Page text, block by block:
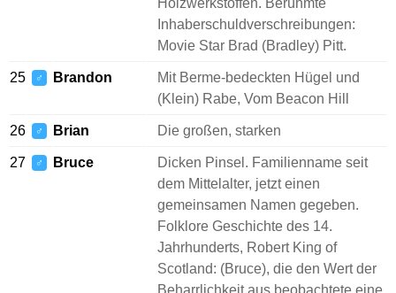
Holzwerkstoffen. Berühmte
Inhaberschuldverschreibungen:
Movie Star Brad (Bradley) Pitt.
25 ♂ Brandon
Mit Berme-bedeckten Hügel und
(Klein) Rabe, Vom Beacon Hill
26 ♂ Brian Die großen, starken
27 ♂ Bruce
Dicken Pinsel. Familienname seit
dem Mittelalter, jetzt einen
gemeinsamen Namen gegeben.
Folklore Geschichte des 14.
Jahrhunderts, Robert King of
Scotland: (Bruce), die den Wert der
Beharrlichkeit aus beobachtete eine